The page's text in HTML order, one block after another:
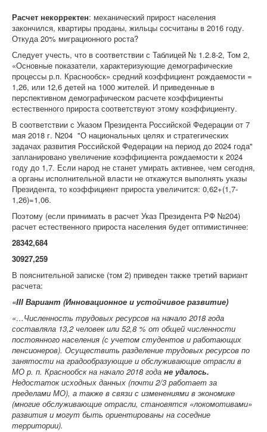
Расчет некорректен: механический прирост населения
закончился, квартиры проданы, жильцы сосчитаны в 2016 году.
Откуда 20% миграционного роста?
Следует учесть, что в соответствии с Таблицей № 1.2.8-2, Том 2,
«Основные показатели, характеризующие демографические
процессы р.п. Краснообск» средний коэффициент рождаемости =
1,26, или 12,6 детей на 1000 жителей. И приведенные в
перспективном демографическом расчете коэффициенты
естественного прироста соответствуют этому коэффициенту.
В соответствии с Указом Президента Российской Федерации от 7
мая 2018 г. N204 "О национальных целях и стратегических
задачах развития Российской Федерации на период до 2024 года"
запланировано увеличение коэффициента рождаемости к 2024
году до 1,7. Если народ не станет умирать активнее, чем сегодня,
а органы исполнительной власти не откажутся выполнять указы
Президента, то коэффициент прироста увеличится: 0,62+(1,7-
1,26)=1,06.
Поэтому (если принимать в расчет Указ Президента РФ №204)
расчет естественного прироста населения будет оптимистичнее:
28342,684
30927,259
В пояснительной записке (том 2) приведен также третий вариант
расчета:
«IIIВариант (Инновационное и устойчивое развитие)
«…Численность трудовых ресурсов на начало 2018 года
составляла 13,2 человек или 52,8 % от общей численности
постоянного населения (с учетом студентов и работающих
пенсионеров). Осуществить разделение трудовых ресурсов по
занятости на градообразующие и обслуживающие отрасли в
МО р. п. Краснообск на начало 2018 года не удалось.
Недостаток исходных данных (почти 2/3 работает за
пределами МО), а также в связи с изменениями в экономике
(многие обслуживающие отрасли, становятся «локомотивами»
развития и могут быть ориентированы на соседние
территории).